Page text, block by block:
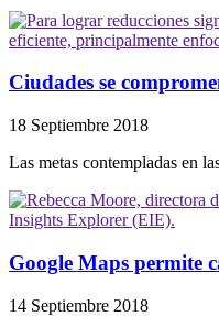
Ciudades se
18 Septiembre 2018
Las metas contempladas en
Google Maps permite
14 Septiembre 2018